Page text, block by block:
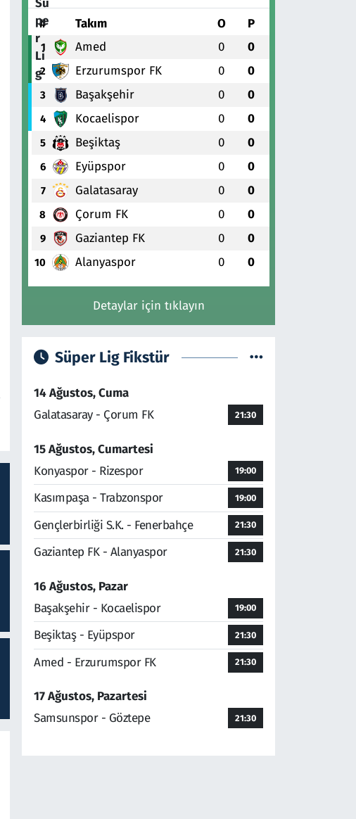
# Takım O P
1 Amed 0 0
2 Erzurumspor FK 0 0
3 Başakşehir 0 0
4 Kocaelispor 0 0
5 Beşiktaş 0 0
6 Eyüpspor 0 0
7 Galatasaray 0 0
8 Çorum FK 0 0
9 Gaziantep FK 0 0
10 Alanyaspor 0 0
Detaylar için tıklayın
Süper Lig Fikstür
14 Ağustos, Cuma
Galatasaray - Çorum FK
21:30
15 Ağustos, Cumartesi
Konyaspor - Rizespor
19:00
Kasımpaşa - Trabzonspor 19:00
Gençlerbirliği S.K. - Fenerbahçe 21:30
Gaziantep FK - Alanyaspor 21:30
16 Ağustos, Pazar
Başakşehir - Kocaelispor
19:00
Beşiktaş - Eyüpspor 21:30
Amed - Erzurumspor FK 21:30
17 Ağustos, Pazartesi
Samsunspor - Göztepe
21:30